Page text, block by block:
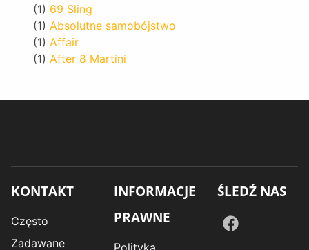
(1) 69 Sling
(1) Absolutne samobójstwo
(1) Affair
(1) After 8 Martini
KONTAKT
Często
Zadawane
INFORMACJE
PRAWNE
Polityka
ŚLEDŹ NAS